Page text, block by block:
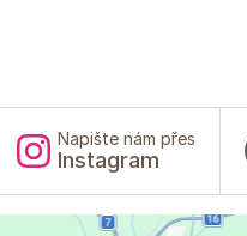
Napište nám přes
Instagram